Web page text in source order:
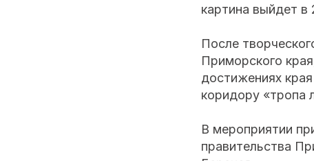
картина выйдет в
После
Приморского
достижениях
коридору «тропа
В мероприятии
правительства